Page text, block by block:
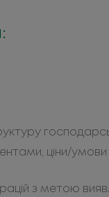
ціни/
з метою